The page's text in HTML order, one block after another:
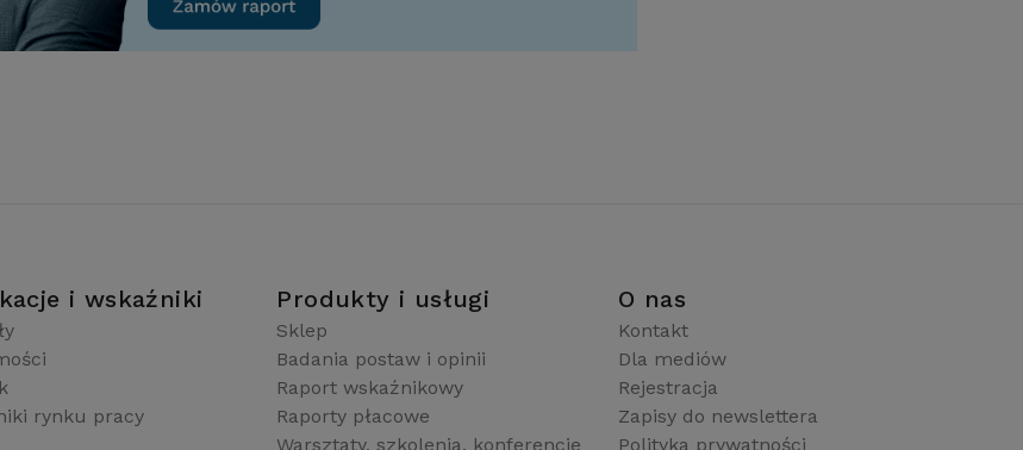
i wskaźniki
rynku pracy
Produkty i usługi
Sklep
Badania postaw i opinii
Raport wskaźnikowy
Raporty płacowe
Warsztaty, szkolenia, konferencje
O nas
Kontakt
Dla mediów
Rejestracja
Zapisy do newslettera
Polityka prywatności